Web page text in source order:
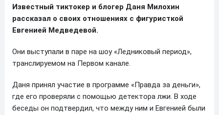
Известный тиктокер и блогер Даня Милохин
рассказал о своих отношениях с фигуристкой
Евгенией Медведевой.
Они выступали в паре на шоу «Ледниковый период»,
транслируемом на Первом канале.
Даня принял участие в программе «Правда за деньги»,
где его проверяли с помощью детектора лжи. В ходе
беседы он подтвердил, что между ним и Евгенией были